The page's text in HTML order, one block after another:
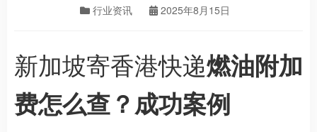
行业资讯 2025年8月15日
新加坡寄香港快递燃油附加
费怎么查？成功案例